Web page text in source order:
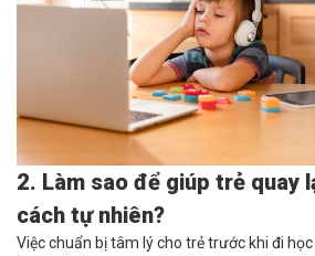
2. Làm sao để giúp trẻ quay
cách tự nhiên?
Việc chuẩn bị tâm lý cho trẻ trước khi đi